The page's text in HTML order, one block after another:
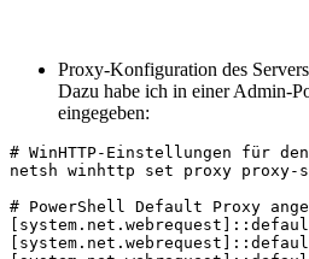
Proxy-Konfiguration des
Dazu habe ich in einer Admin-
eingegeben:
# WinHTTP-Einstellungen für
netsh winhttp set proxy proxy-
# PowerShell Default Proxy